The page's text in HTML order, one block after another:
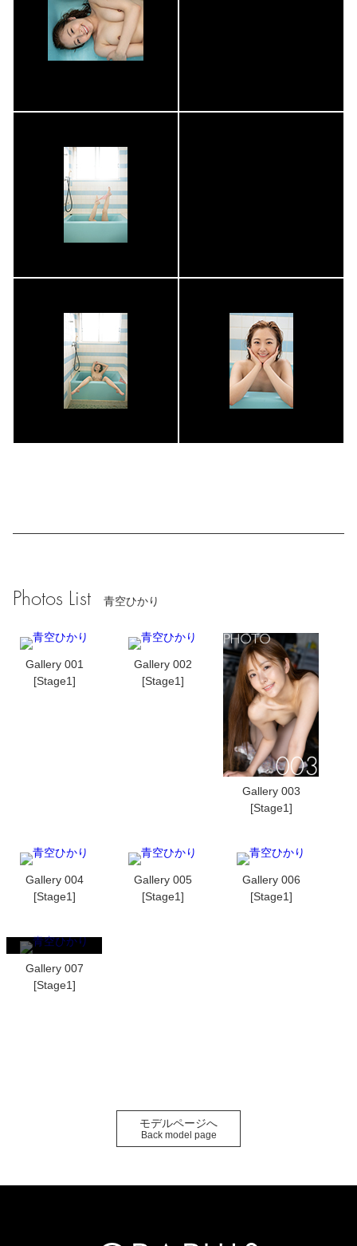
Photos List 青空ひかり
Gallery 001
[Stage1]
Gallery 002
[Stage1]
Gallery 003
[Stage1]
Gallery 004
[Stage1]
Gallery 005
[Stage1]
Gallery 006
[Stage1]
Gallery 007
[Stage1]
モデルページへ
Back model page